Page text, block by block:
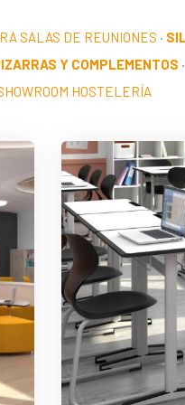
SALAS DE REUNIONES ·
Y COMPLEMENTOS ·
HOSTELERÍA